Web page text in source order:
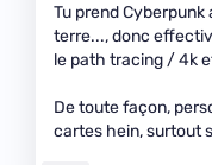
Tu prend
terre..., donc
le path tracing / 4k
De toute façon,
cartes hein, surtout